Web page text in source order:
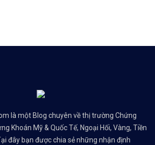
là một Blog chuyên về thị trường Chứng
Khoán Mỹ & Quốc Tế, Ngoại Hối, Vàng, Tiền
đây bạn được chia sẻ những nhận định